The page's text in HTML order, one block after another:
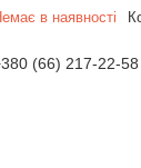
в наявності
(66) 217-22-58